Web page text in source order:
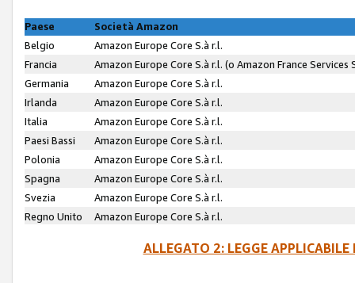
Paese
Società Amazon
Belgio
Amazon Europe Core S.à r.l.
Francia
Amazon Europe Core S.à r.l. (o Amazon France
Germania
Amazon Europe Core S.à r.l.
Irlanda
Amazon Europe Core S.à r.l.
Italia
Amazon Europe Core S.à r.l.
Paesi Bassi
Amazon Europe Core S.à r.l.
Polonia
Amazon Europe Core S.à r.l.
Spagna
Amazon Europe Core S.à r.l.
Svezia
Amazon Europe Core S.à r.l.
Regno Unito
Amazon Europe Core S.à r.l.
ALLEGATO 2: LEGGE